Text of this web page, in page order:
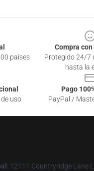
países
Compra
Protegido 24/7
hasta la
uso
Pago
PayPal /
: 12111 Countryridge Lane